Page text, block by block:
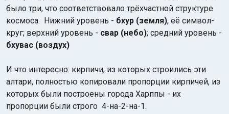
было три, что соответствовало трёхчастной структуре
космоса. Нижний уровень - бхур (земля), её символ-
круг; верхний уровень - свар (небо); средний уровень -
бхувас (воздух)
И что интересно: кирпичи, из которых строились эти
алтари, полностью копировали пропорции кирпичей, из
которых были построены города Харппы - их
пропорции были строго 4-на-2-на-1.